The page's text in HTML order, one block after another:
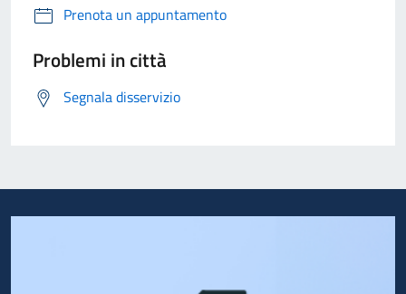
Prenota un appuntamento
Problemi in città
Segnala disservizio